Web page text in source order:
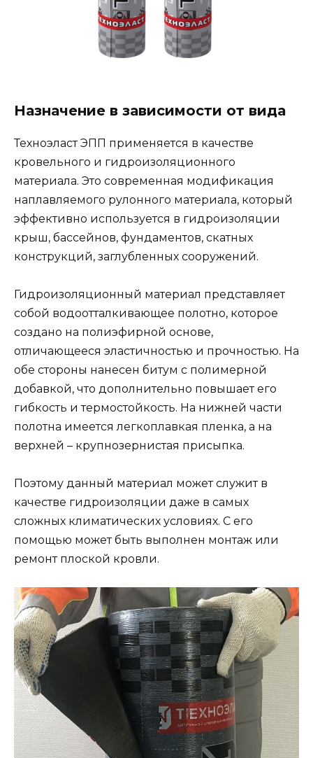
Назначение в зависимости от вида
Техноэласт ЭПП применяется в качестве
кровельного и гидроизоляционного
материала. Это современная модификация
наплавляемого рулонного материала, который
эффективно используется в гидроизоляции
крыш, бассейнов, фундаментов, скатных
конструкций, заглубленных сооружений.
Гидроизоляционный материал представляет
собой водоотталкивающее полотно, которое
создано на полиэфирной основе,
отличающееся эластичностью и прочностью. На
обе стороны нанесен битум с полимерной
добавкой, что дополнительно повышает его
гибкость и термостойкость. На нижней части
полотна имеется легкоплавкая пленка, а на
верхней – крупнозернистая присыпка.
Поэтому данный материал может служит в
качестве гидроизоляции даже в самых
сложных климатических условиях. С его
помощью может быть выполнен монтаж или
ремонт плоской кровли.